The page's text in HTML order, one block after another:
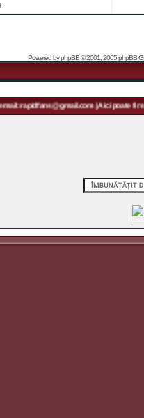
Powered byphpBB© 2001, 2005 phpBB
rapidfans@gmail.com | Aici poate fi